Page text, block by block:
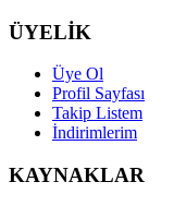
ÜYELİK
Üye Ol
Profil Sayfası
Takip Listem
İndirimlerim
KAYNAKLAR